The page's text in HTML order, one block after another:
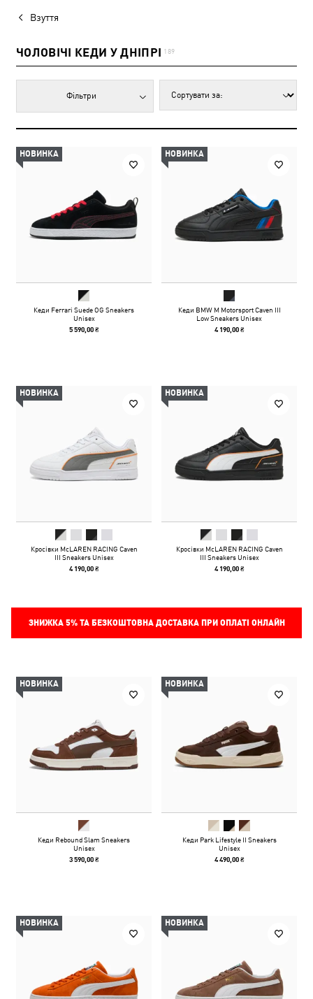
Взуття
ЧОЛОВІЧІ КЕДИ У ДНІПРІ 189
Фільтри
НОВИНКА
Кеди Ferrari Suede OG Sneakers
Unisex
5 590,00 ₴
НОВИНКА
Кеди BMW M Motorsport Caven III
Low Sneakers Unisex
4 190,00 ₴
НОВИНКА
Кросівки McLAREN RACING Caven
III Sneakers Unisex
4 190,00 ₴
НОВИНКА
Кросівки McLAREN RACING Caven
III Sneakers Unisex
4 190,00 ₴
ЗНИЖКА 5%ТА БЕЗКОШТОВНА ДОСТАВКА ПРИ ОПЛАТІ ОНЛАЙН
НОВИНКА
Кеди Rebound Slam Sneakers
Unisex
3 590,00 ₴
НОВИНКА
Кеди Park Lifestyle II Sneakers
Unisex
4 490,00 ₴
НОВИНКА НОВИНКА